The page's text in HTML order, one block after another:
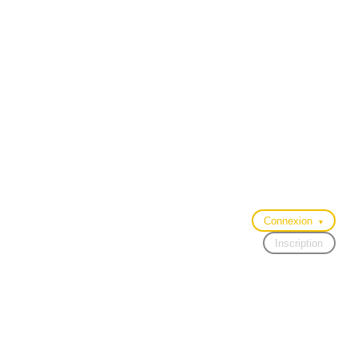
Connexion ▾
Inscription